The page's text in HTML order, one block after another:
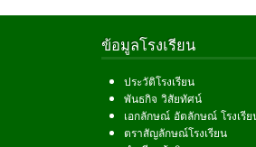
ข้อมูลโรงเรียน
ประวัติโรงเรียน
พันธกิจ วิสัยทัศน์
เอกลักษณ์ อัตลักษณ์ โรงเรีย
ตราสัญลักษณ์โรงเรียน